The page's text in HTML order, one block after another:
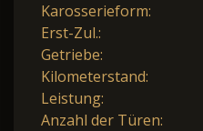
Karosserieform:
Erst-Zul.:
Getriebe:
Kilometerstand:
Leistung:
Anzahl der Türen: